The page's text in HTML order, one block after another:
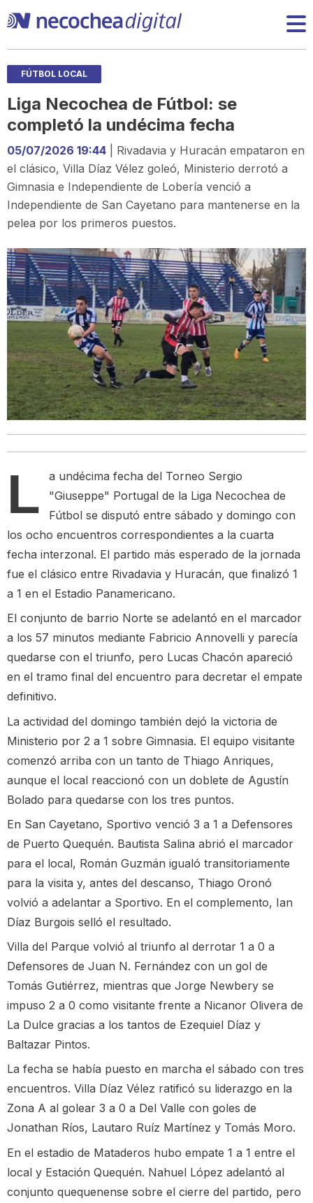
FÚTBOL LOCAL
Liga Necochea de Fútbol: se
completó la undécima fecha
05/07/2026 19:44 | Rivadavia y Huracán empataron en
el clásico, Villa Díaz Vélez goleó, Ministerio derrotó a
Gimnasia e Independiente de Lobería venció a
Independiente de San Cayetano para mantenerse en la
pelea por los primeros puestos.
L
a undécima fecha del Torneo Sergio
"Giuseppe" Portugal de la Liga Necochea de
Fútbol se disputó entre sábado y domingo con
los ocho encuentros correspondientes a la cuarta
fecha interzonal. El partido más esperado de la jornada
fue el clásico entre Rivadavia y Huracán, que finalizó 1
a 1 en el Estadio Panamericano.
El conjunto de barrio Norte se adelantó en el marcador
a los 57 minutos mediante Fabricio Annovelli y parecía
quedarse con el triunfo, pero Lucas Chacón apareció
en el tramo final del encuentro para decretar el empate
definitivo.
La actividad del domingo también dejó la victoria de
Ministerio por 2 a 1 sobre Gimnasia. El equipo visitante
comenzó arriba con un tanto de Thiago Anriques,
aunque el local reaccionó con un doblete de Agustín
Bolado para quedarse con los tres puntos.
En San Cayetano, Sportivo venció 3 a 1 a Defensores
de Puerto Quequén. Bautista Salina abrió el marcador
para el local, Román Guzmán igualó transitoriamente
para la visita y, antes del descanso, Thiago Oronó
volvió a adelantar a Sportivo. En el complemento, Ian
Díaz Burgois selló el resultado.
Villa del Parque volvió al triunfo al derrotar 1 a 0 a
Defensores de Juan N. Fernández con un gol de
Tomás Gutiérrez, mientras que Jorge Newbery se
impuso 2 a 0 como visitante frente a Nicanor Olivera de
La Dulce gracias a los tantos de Ezequiel Díaz y
Baltazar Pintos.
La fecha se había puesto en marcha el sábado con tres
encuentros. Villa Díaz Vélez ratificó su liderazgo en la
Zona A al golear 3 a 0 a Del Valle con goles de
Jonathan Ríos, Lautaro Ruíz Martínez y Tomás Moro.
En el estadio de Mataderos hubo empate 1 a 1 entre el
local y Estación Quequén. Nahuel López adelantó al
conjunto quequenense sobre el cierre del partido, pero